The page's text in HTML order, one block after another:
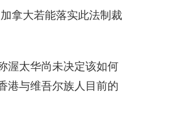
拿大若能落实此法制裁
渥太华尚未决定该如何
港与维吾尔族人目前的